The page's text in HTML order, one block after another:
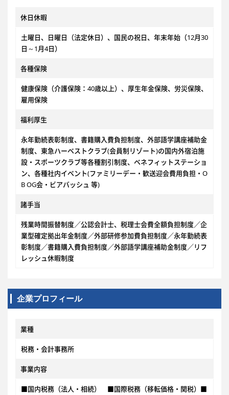
休日休暇
土曜日、日曜日（法定休日）、国民の祝日、年末年始（12月30
日～1月4日）
各種保険
健康保険（介護保険：40歳以上）、厚生年金保険、労災保険、
雇用保険
福利厚生
永年勤続表彰制度、書籍購入費負担制度、外部語学講座補助金
制度、東急ハーベストクラブ(会員制リゾート)の国内外宿泊施
設・スポーツクラブ等各種割引制度、ベネフィットステーショ
ン、各種社内イベント(ファミリーデー・歓送迎会費用負担・O
B OG会・ビアバッシュ 等)
諸手当
残業時間振替制度／公認会計士、税理士会費全額負担制度／企
業型確定拠出年金制度／外部研修参加費負担制度／永年勤続表
彰制度／書籍購入費負担制度／外部語学講座補助金制度／リフ
レッシュ休暇制度
企業プロフィール
業種
税務・会計事務所
事業内容
■国内税務（法人・相続） ■国際税務（移転価格・関税）■